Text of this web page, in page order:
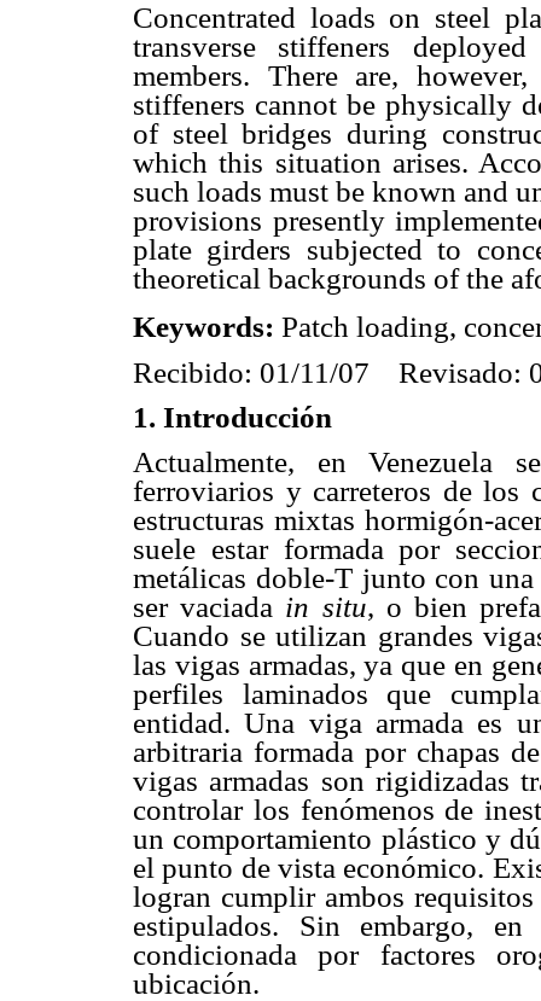
Concentrated loads on steel
transverse stiffeners
members. There are,
stiffeners cannot be physically
of steel bridges during
which this situation arises.
such loads must be known and
provisions presently
plate girders subjected to
theoretical backgrounds of the
Keywords: Patch loading,
Recibido: 01/11/07
Revisado:
1. Introducción
Actualmente, en Venezuela
ferroviarios y carreteros de los
estructuras mixtas hormigón-
suele estar formada por
metálicas doble-T junto con
ser vaciada in situ, o bien
Cuando se utilizan grandes
las vigas armadas, ya que en
perfiles laminados que
entidad. Una viga armada es
arbitraria formada por chapas
vigas armadas son rigidizadas
controlar los fenómenos de
un comportamiento plástico y
el punto de vista económico.
logran cumplir ambos
estipulados. Sin embargo,
condicionada por factores
ubicación.